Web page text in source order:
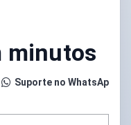
minutos
Suporte no WhatsApp